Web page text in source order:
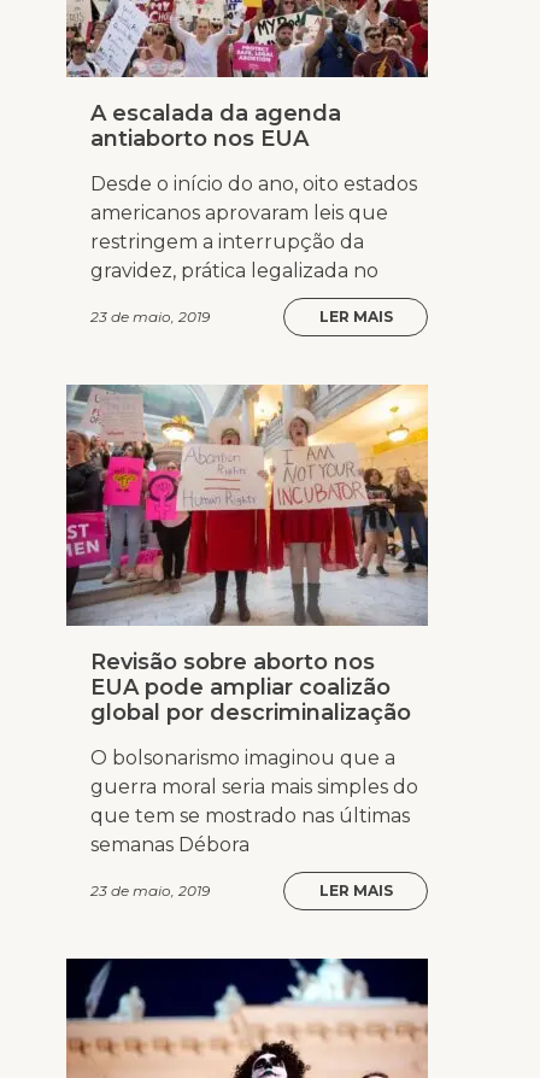
A escalada da agenda
antiaborto nos EUA
Desde o início do ano, oito estados
americanos aprovaram leis que
restringem a interrupção da
gravidez, prática legalizada no
23 de maio, 2019 LER MAIS
Revisão sobre aborto nos
EUA pode ampliar coalizão
global por descriminalização
O bolsonarismo imaginou que a
guerra moral seria mais simples do
que tem se mostrado nas últimas
semanas Débora
23 de maio, 2019 LER MAIS